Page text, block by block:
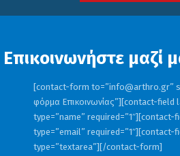
Επικοινωνήστε μαζί
[contact-form to=”info@arthro.gr”
φόρμα Επικοινωνίας”][contact-field
type=”name” required=”1″][contact-
type=”email” required=”1″][contact-
type=”textarea”][/contact-form]